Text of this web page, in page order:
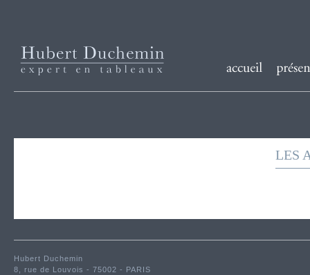
LES
Hubert Duchemin
8, rue de Louvois - 75002 - PARIS